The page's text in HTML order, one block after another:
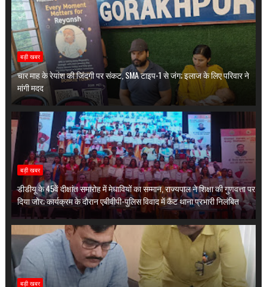
बड़ी खबर
चार माह के रेयांश की जिंदगी पर संकट, SMA टाइप-1 से जंग; इलाज के लिए परिवार ने
मांगी मदद
बड़ी खबर
डीडीयू के 45वें दीक्षांत समारोह में मेधावियों का सम्मान, राज्यपाल ने शिक्षा की गुणवत्ता पर
दिया जोर; कार्यक्रम के दौरान एबीवीपी-पुलिस विवाद में कैंट थाना प्रभारी निलंबित
बड़ी खबर